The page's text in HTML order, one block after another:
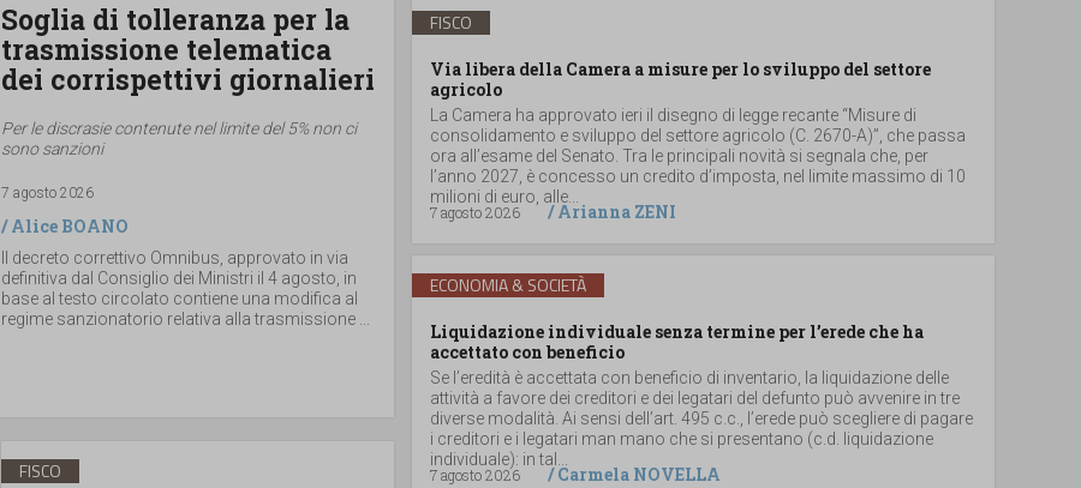
Soglia di tolleranza per la
trasmissione telematica
dei corrispettivi giornalieri
Per le discrasie contenute nel limite del 5% non ci
sono sanzioni
7 agosto 2026
/Alice BOANO
Il decreto correttivo Omnibus, approvato in via
definitiva dal Consiglio dei Ministri il 4 agosto, in
base al testo circolato contiene una modifica al
regime sanzionatorio relativa alla trasmissione ...
FISCO
FISCO
Via libera della Camera a misure per lo sviluppo del settore
agricolo
La Camera ha approvato ieri il disegno di legge recante “Misure di
consolidamento e sviluppo del settore agricolo (C. 2670-A)”, che passa
ora all’esame del Senato. Tra le principali novità si segnala che, per
l’anno 2027, è concesso un credito d’imposta, nel limite massimo di 10
milioni di euro, alle...
7 agosto 2026
/Arianna ZENI
ECONOMIA & SOCIETÀ
Liquidazione individuale senza termine per l’erede che ha
accettato con beneficio
Se l’eredità è accettata con beneficio di inventario, la liquidazione delle
attività a favore dei creditori e dei legatari del defunto può avvenire in tre
diverse modalità. Ai sensi dell’art. 495 c.c., l’erede può scegliere di pagare
i creditori e i legatari man mano che si presentano (c.d. liquidazione
individuale): in tal...
7 agosto 2026
/Carmela NOVELLA